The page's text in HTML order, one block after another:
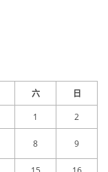
六 日
1 2
8 9